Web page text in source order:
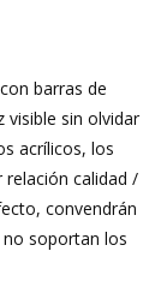
barras de
visible sin olvidar
acrílicos, los
calidad /
convendrán
soportan los